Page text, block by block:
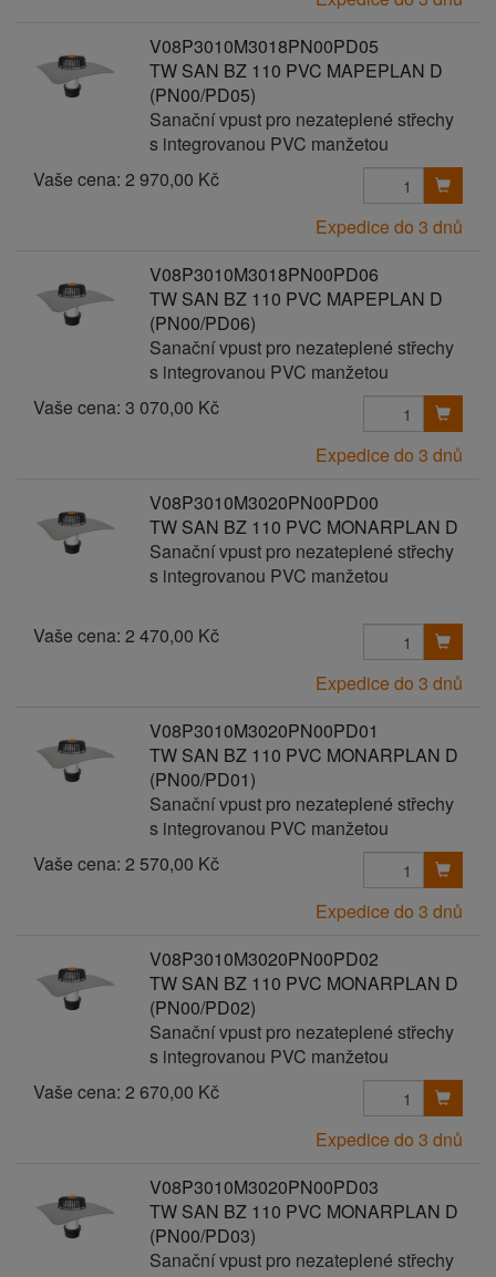
V08P3010M3018PN00PD05
TW SAN BZ 110 PVC MAPEPLAN D
(PN00/PD05)
Sanační vpust pro nezateplené střechy
s integrovanou PVC manžetou
Vaše cena: 2 970,00 Kč
Expedice do 3 dnů
V08P3010M3018PN00PD06
TW SAN BZ 110 PVC MAPEPLAN D
(PN00/PD06)
Sanační vpust pro nezateplené střechy
s integrovanou PVC manžetou
Vaše cena: 3 070,00 Kč
Expedice do 3 dnů
V08P3010M3020PN00PD00
TW SAN BZ 110 PVC MONARPLAN D
Sanační vpust pro nezateplené střechy
s integrovanou PVC manžetou
Vaše cena: 2 470,00 Kč
Expedice do 3 dnů
V08P3010M3020PN00PD01
TW SAN BZ 110 PVC MONARPLAN D
(PN00/PD01)
Sanační vpust pro nezateplené střechy
s integrovanou PVC manžetou
Vaše cena: 2 570,00 Kč
Expedice do 3 dnů
V08P3010M3020PN00PD02
TW SAN BZ 110 PVC MONARPLAN D
(PN00/PD02)
Sanační vpust pro nezateplené střechy
s integrovanou PVC manžetou
Vaše cena: 2 670,00 Kč
Expedice do 3 dnů
V08P3010M3020PN00PD03
TW SAN BZ 110 PVC MONARPLAN D
(PN00/PD03)
Sanační vpust pro nezateplené střechy